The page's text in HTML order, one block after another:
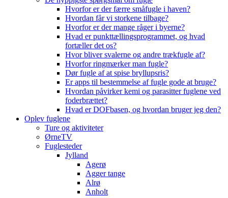
Hvorfor er der færre småfugle i haven?
Hvordan får vi storkene tilbage?
Hvorfor er der mange råger i byerne?
Hvad er punkttællingsprogrammet, og hvad
fortæller det os?
Hvor bliver svalerne og andre trækfugle af?
Hvorfor ringmærker man fugle?
Dør fugle af at spise bryllupsris?
Er apps til bestemmelse af fugle gode at bruge?
Hvordan påvirker kemi og parasitter fuglene ved
foderbrættet?
Hvad er DOFbasen, og hvordan bruger jeg den?
Oplev fuglene
Ture og aktiviteter
ØrneTV
Fuglesteder
Jylland
Agerø
Agger tange
Alrø
Anholt